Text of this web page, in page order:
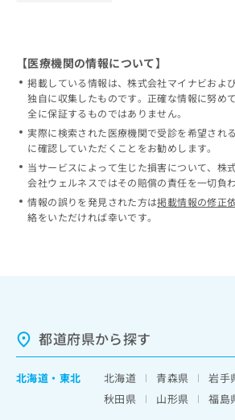
【医療機関の情報について】
掲載している情報は、株式会社マイナビおよ
独自に収集したものです。正確な情報に努め
全に保証するものではありません。
実際に検索された医療機関で受診を希望され
に確認していただくことをお勧めします。
当サービスによって生じた損害について、株
会社ウェルネスではその賠償の責任を一切負
情報の誤りを発見された方は掲載情報の修正
絡をいただければ幸いです。
都道府県から探す
北海道 ・ 東北 北海道 青森県 岩手
秋田県
山形県
福島